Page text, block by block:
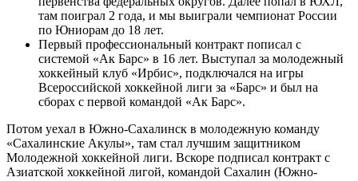
там поиграл 2 года, и мы выиграли чемпионат России
по Юниорам до 18 лет.
Первый профессиональный контракт пописал с
системой «Ак Барс» в 16 лет. Выступал за молодежный
хоккейный клуб «Ирбис», подключался на игры
Всероссийской хоккейной лиги за «Барс» и был на
сборах с первой командой «Ак Барс».
Потом уехал в Южно-Сахалинск в молодежную команду
«Сахалинские Акулы», там стал лучшим защитником
Молодежной хоккейной лиги. Вскоре подписал контракт с
Азиатской хоккейной лигой, командой Сахалин (Южно-